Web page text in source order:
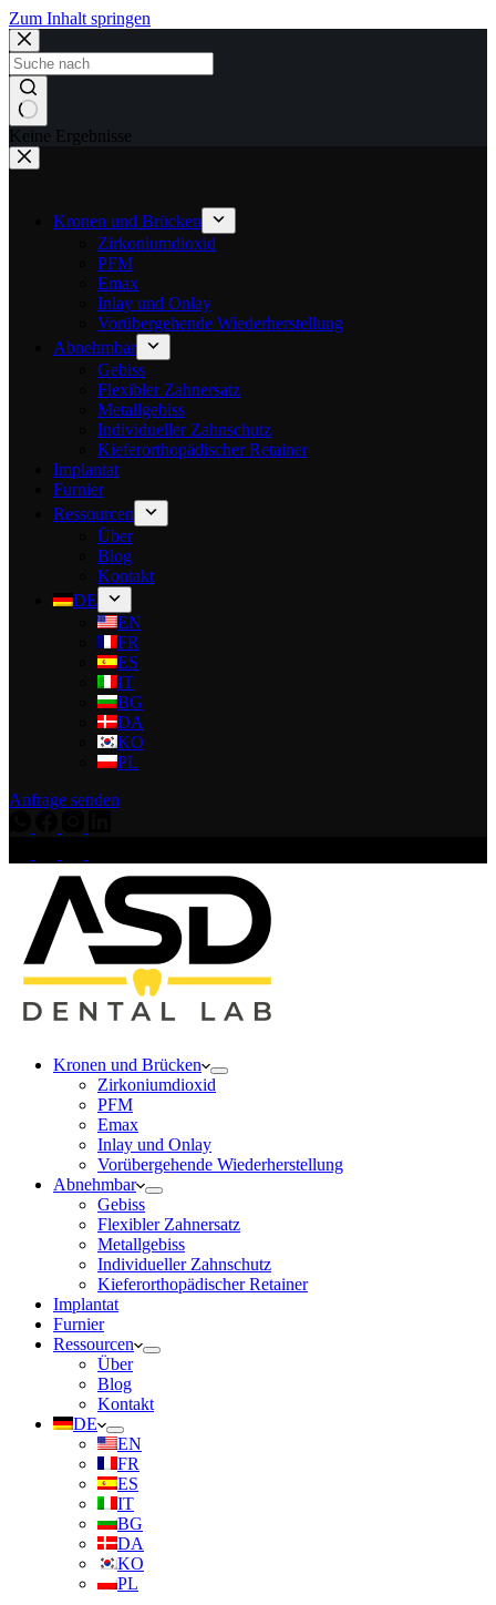
Zum Inhalt springen
Keine Ergebnisse
Kronen und Brücken
Zirkoniumdioxid
PFM
Emax
Inlay und Onlay
Vorübergehende Wiederherstellung
Abnehmbar
Gebiss
Flexibler Zahnersatz
Metallgebiss
Individueller Zahnschutz
Kieferorthopädischer Retainer
Implantat
Furnier
Ressourcen
Über
Blog
Kontakt
DE
EN
FR
ES
IT
BG
DA
KO
PL
Anfrage senden
Kronen und Brücken
Zirkoniumdioxid
PFM
Emax
Inlay und Onlay
Vorübergehende Wiederherstellung
Abnehmbar
Gebiss
Flexibler Zahnersatz
Metallgebiss
Individueller Zahnschutz
Kieferorthopädischer Retainer
Implantat
Furnier
Ressourcen
Über
Blog
Kontakt
DE
EN
FR
ES
IT
BG
DA
KO
PL